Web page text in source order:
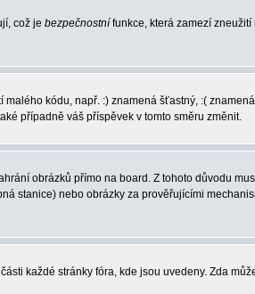
což je bezpečnostní funkce, která zamezí
kódu, např. :) znamená šťastný, :(
případně váš příspěvek v tomto směru změnit.
obrázků přímo na board. Z tohoto důvodu
stanice) nebo obrázky za prověřujícími
každé stránky fóra, kde jsou uvedeny. Zda